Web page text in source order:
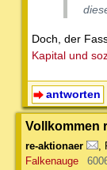
Doch, der
Kapital und
antworten
Vollkommen
re-aktionaer
Falkenauge